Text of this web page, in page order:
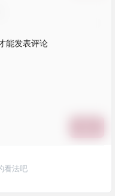
能发表评论
看法吧